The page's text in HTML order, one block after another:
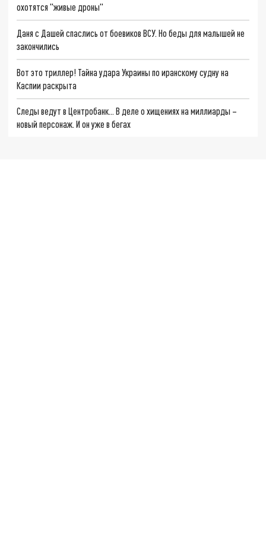
охотятся "живые дроны"
Даня с Дашей спаслись от боевиков ВСУ. Но беды для малышей не
закончились
Вот это триллер! Тайна удара Украины по иранскому судну на
Каспии раскрыта
Следы ведут в Центробанк… В деле о хищениях на миллиарды –
новый персонаж. И он уже в бегах